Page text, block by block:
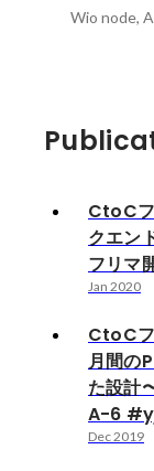
Wio node,
CtoC
クエン
フリマ
Jan 2020
CtoC
月間の
た設計
A-6
Dec 2019